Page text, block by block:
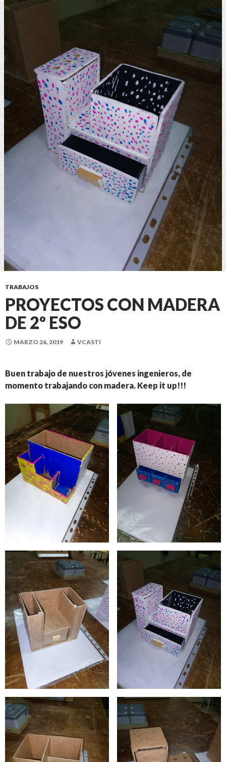
TRABAJOS
PROYECTOS CON MADERA
DE 2º ESO
MARZO 26, 2019 VCASTI
Buen trabajo de nuestros jóvenes ingenieros, de
momento trabajando con madera. Keep it up!!!